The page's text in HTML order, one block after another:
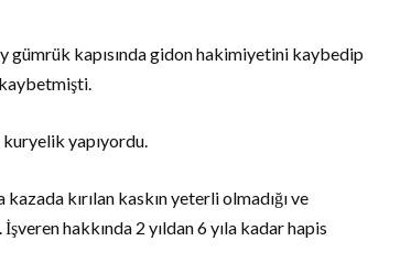
kapısında gidon hakimiyetini kaybedip
yapıyordu.
kazada kırılan kaskın yeterli olmadığı ve
hakkında 2 yıldan 6 yıla kadar hapis